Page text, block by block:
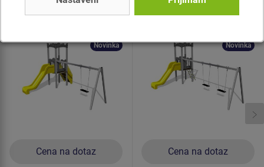
Herní sestava hrad
Cena na dotaz
Novinka
Herní sestava hrad
Cena na dotaz
Novinka